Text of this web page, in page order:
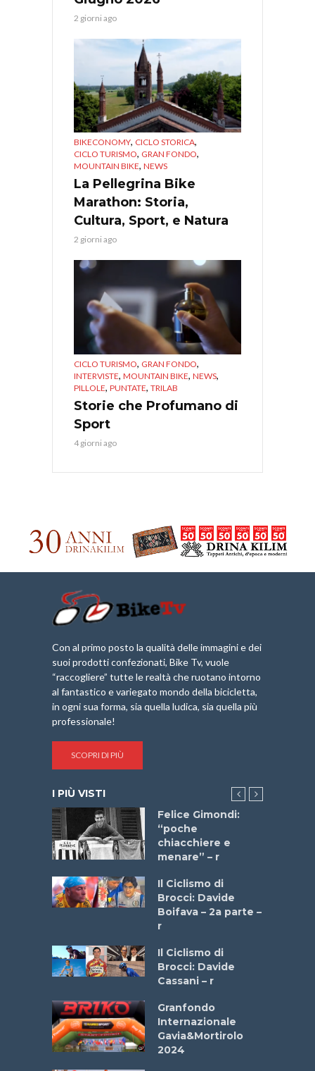
2 giorni ago
BIKECONOMY, CICLO STORICA,
CICLO TURISMO, GRAN FONDO,
MOUNTAIN BIKE, NEWS
La Pellegrina Bike
Marathon: Storia,
Cultura, Sport, e Natura
2 giorni ago
CICLO TURISMO, GRAN FONDO,
INTERVISTE, MOUNTAIN BIKE, NEWS,
PILLOLE, PUNTATE, TRILAB
Storie che Profumano di
Sport
4 giorni ago
Con al primo posto la qualità delle immagini e dei
suoi prodotti confezionati, Bike Tv, vuole
“raccogliere” tutte le realtà che ruotano intorno
al fantastico e variegato mondo della bicicletta,
in ogni sua forma, sia quella ludica, sia quella più
professionale!
SCOPRI DI PIÙ
I PIÙ VISTI
Felice Gimondi:
“poche
chiacchiere e
menare” – r
Il Ciclismo di
Brocci: Davide
Boifava – 2a parte –
r
Il Ciclismo di
Brocci: Davide
Cassani – r
Granfondo
Internazionale
Gavia&Mortirolo
2024